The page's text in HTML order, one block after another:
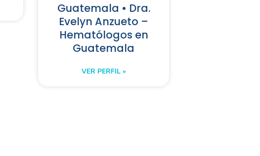
Guatemala • Dra.
Evelyn Anzueto –
Hematólogos en
Guatemala
VER PERFIL »